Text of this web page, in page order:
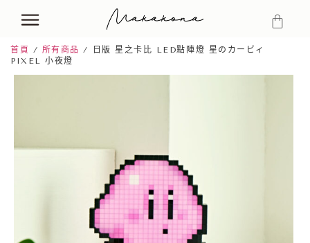
首頁 / 所有商品 / 日版 星之卡比 LED點陣燈 星のカービィ
PIXEL 小夜燈